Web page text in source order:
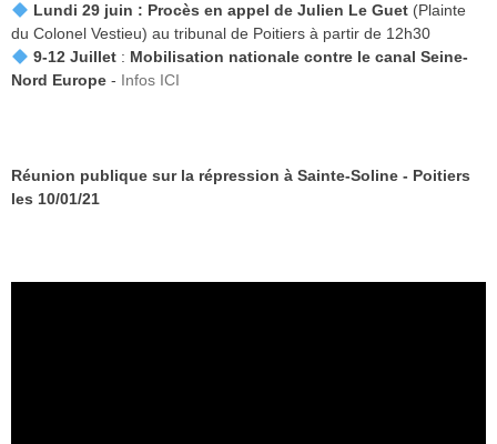
Lundi 29 juin : Procès en appel de Julien Le Guet(Plainte
du Colonel Vestieu) au tribunal de Poitiers à partir de 12h30
9-12 Juillet: Mobilisation nationale contre le canal Seine-
Nord Europe - Infos ICI
Réunion publique sur la répression à Sainte-Soline - Poitiers
les 10/01/21